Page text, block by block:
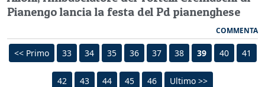
Pianengo lancia la festa del Pd pianenghese
COMMENTA
<< Primo 33 34 35 36 37 38 39 40 41
42 43 44 45 46 Ultimo >>